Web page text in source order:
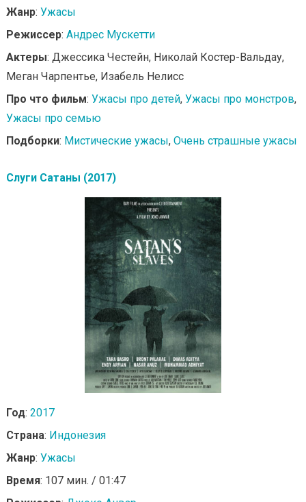
Жанр: Ужасы
Режиссер: Андрес Мускетти
Актеры: Джессика Честейн, Николай Костер-Вальдау,
Меган Чарпентье, Изабель Нелисс
Про что фильм: Ужасы про детей, Ужасы про монстров,
Ужасы про семью
Подборки: Мистические ужасы, Очень страшные ужасы
Слуги Сатаны (2017)
Год: 2017
Страна: Индонезия
Жанр: Ужасы
Время: 107 мин. / 01:47